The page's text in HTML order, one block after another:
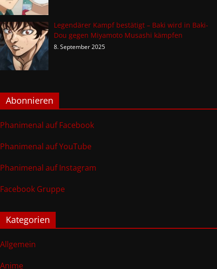
Legendärer Kampf bestätigt – Baki wird in Baki-
Dou gegen Miyamoto Musashi kämpfen
8. September 2025
Abonnieren
Phanimenal auf Facebook
Phanimenal auf YouTube
Phanimenal auf Instagram
Facebook Gruppe
Kategorien
Allgemein
Anime